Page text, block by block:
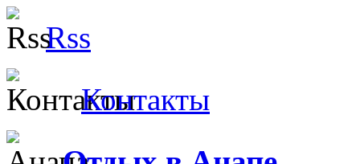
Rss
Контакты